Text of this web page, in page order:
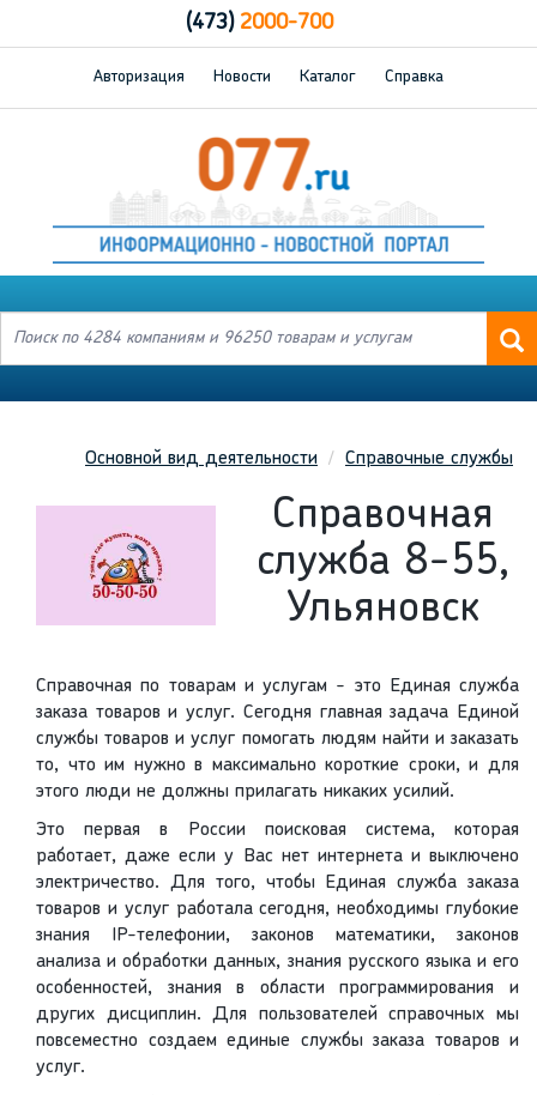
(473)2000-700
Авторизация Новости Каталог Справка
Основной вид деятельности Справочные службы
Справочная
служба 8-55,
Ульяновск
Справочная по товарам и услугам - это Единая служба
заказа товаров и услуг. Сегодня главная задача Единой
службы товаров и услуг помогать людям найти и заказать
то, что им нужно в максимально короткие сроки, и для
этого люди не должны прилагать никаких усилий.
Это первая в России поисковая система, которая
работает, даже если у Вас нет интернета и выключено
электричество. Для того, чтобы Единая служба заказа
товаров и услуг работала сегодня, необходимы глубокие
знания IP-телефонии, законов математики, законов
анализа и обработки данных, знания русского языка и его
особенностей, знания в области программирования и
других дисциплин. Для пользователей справочных мы
повсеместно создаем единые службы заказа товаров и
услуг.